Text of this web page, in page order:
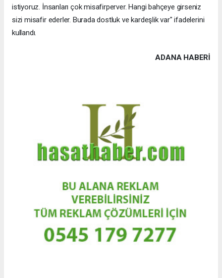
istiyoruz. İnsanları çok misafirperver. Hangi bahçeye girseniz
sizi misafir ederler. Burada dostluk ve kardeşlik var" ifadelerini
kullandı.
ADANA HABERİ